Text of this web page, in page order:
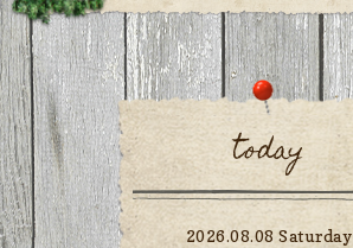
today
2026.08.08 Saturday